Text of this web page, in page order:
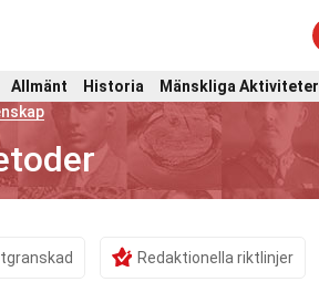
Allmänt Historia Mänskliga Aktiviteter
Redaktionella riktlinjer